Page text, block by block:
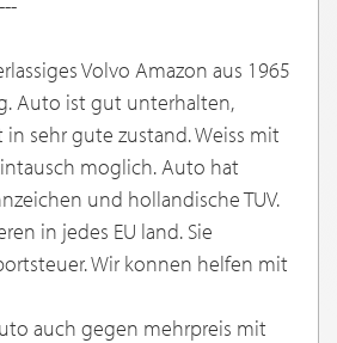
Volvo Amazon aus 1965
Auto ist gut unterhalten,
in sehr gute zustand. Weiss mit
moglich. Auto hat
und hollandische TUV.
in jedes EU land. Sie
Wir konnen helfen mit
auch gegen mehrpreis mit